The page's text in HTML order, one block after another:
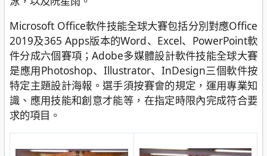
Microsoft Office軟件技能全球大賽包括分別對應Office
2019及365 Apps版本的Word、Excel、PowerPoint軟
件分成六個賽項；Adobe多媒體設計軟件技能全球大賽
是應用Photoshop、Illustrator、InDesign三個軟件按
特定主題設計海報。選手須按賽會的規定，運用專業知
識、應用技能和創意才能等，在指定時限內完成符合要
求的項目。